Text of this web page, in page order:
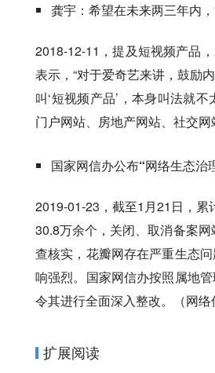
龚宇：希望在未来两三年内
2018-12-11，提及短视频产品
表示，“对于爱奇艺来讲，鼓励
叫‘短视频产品’，本身叫法就
门户网站、房地产网站、社交网
国家网信办公布“网络生态治
2019-01-23，截至1月21日，
30.8万余个，关闭、取消备案
查核实，花瓣网存在严重生态
响强烈。国家网信办按照属地
令其进行全面深入整改。（网络
扩展阅读